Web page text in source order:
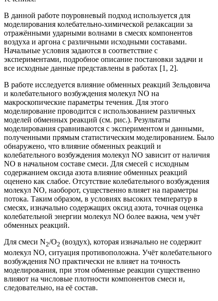
В данной работе поуровневый подход используется для
моделирования колебательно-химической релаксации за
отражёнными ударными волнами в смесях компонентов
воздуха и аргона с различными исходными составами.
Начальные условия задаются в соответствие с
экспериментами, подробное описание постановки задачи и
все исходные данные представлены в работах [1, 2].
В работе исследуется влияние обменных реакций Зельдовича
и колебательного возбуждения молекул NO на
макроскопические параметры течения. Для этого
моделирование проводится с использованием различных
моделей обменных реакций (см. рис.). Результаты
моделирования сравниваются с экспериментом и данными,
полученными прямым статистическим моделированием. Было
обнаружено, что влияние обменных реакций и
колебательного возбуждения молекул NO зависит от наличия
NO в начальном составе смеси. Для смесей с исходным
содержанием оксида азота влияние обменных реакций
оценено как слабое. Отсутствие колебательного возбуждения
молекул NO, наоборот, существенно влияет на параметры
потока. Таким образом, в условиях высоких температур в
смесях, изначально содержащих оксид азота, точная оценка
колебательной энергии молекул NO более важна, чем учёт
обменных реакций.
Для смеси N2/O2 (воздух), которая изначально не содержит
молекул NO, ситуация противоположна. Учёт колебательного
возбуждения NO практически не влияет на точность
моделирования, при этом обменные реакции существенно
влияют на числовые плотности компонентов смеси и,
следовательно, на её состав.